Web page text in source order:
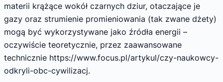
materii krążące wokół czarnych dziur, otaczające je
gazy oraz strumienie promieniowania (tak zwane dżety)
mogą być wykorzystywane jako źródła energii –
oczywiście teoretycznie, przez zaawansowane
technicznie https://www.focus.pl/artykul/czy-naukowcy-
odkryli-obc-cywilizacj.